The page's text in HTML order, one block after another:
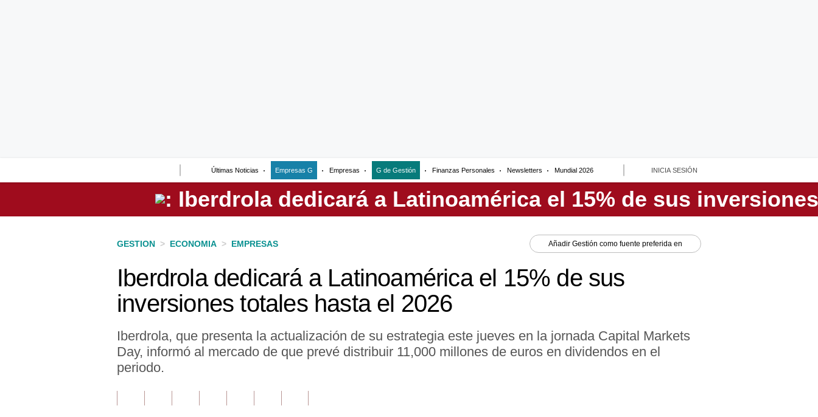
Últimas Noticias Empresas G Empresas G de Gestión Finanzas Personales Newsletters Mundial 2026 INICIA SESIÓN
Perú
GESTION > ECONOMIA > EMPRESAS Añadir Gestión como fuente preferida en
Iberdrola dedicará a Latinoamérica el 15% de sus
inversiones totales hasta el 2026
Iberdrola, que presenta la actualización de su estrategia este jueves en la jornada Capital Markets
Day, informó al mercado de que prevé distribuir 11,000 millones de euros en dividendos en el
periodo.